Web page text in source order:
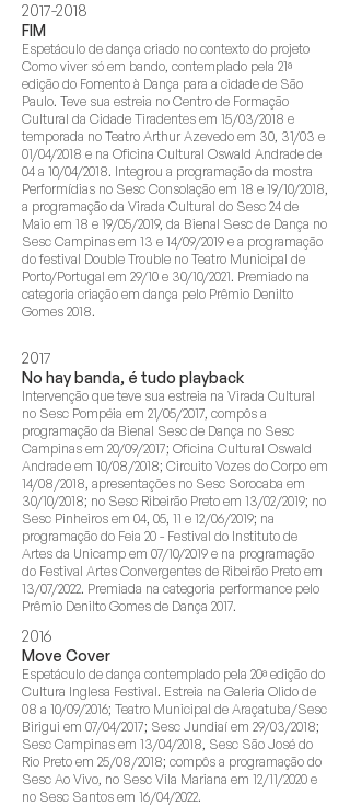
2017-2018
FIM
Espetáculo de dança criado no contexto do projeto
Como viver só em bando, contemplado pela 21ª
edição do Fomento à Dança para a cidade de São
Paulo. Teve sua estreia no Centro de Formação
Cultural da Cidade Tiradentes em 15/03/2018 e
temporada no Teatro Arthur Azevedo em 30, 31/03 e
01/04/2018 e na Oficina Cultural Oswald Andrade de
04 a 10/04/2018. Integrou a programação da mostra
Performídias no Sesc Consolação em 18 e 19/10/2018,
a programação da Virada Cultural do Sesc 24 de
Maio em 18 e 19/05/2019, da Bienal Sesc de Dança no
Sesc Campinas em 13 e 14/09/2019 e a programação
do festival Double Trouble no Teatro Municipal de
Porto/Portugal em 29/10 e 30/10/2021. Premiado na
categoria criação em dança pelo Prêmio Denilto
Gomes 2018.
2017
No hay banda, é tudo playback
Intervenção que teve sua estreia na Virada Cultural
no Sesc Pompéia em 21/05/2017, compôs a
programação da Bienal Sesc de Dança no Sesc
Campinas em 20/09/2017; Oficina Cultural Oswald
Andrade em 10/08/2018; Circuito Vozes do Corpo em
14/08/2018, apresentações no Sesc Sorocaba em
30/10/2018; no Sesc Ribeirão Preto em 13/02/2019; no
Sesc Pinheiros em 04, 05, 11 e 12/06/2019; na
programação do Feia 20 - Festival do Instituto de
Artes da Unicamp em 07/10/2019 e na programação
do Festival Artes Convergentes de Ribeirão Preto em
13/07/2022. Premiada na categoria performance pelo
Prêmio Denilto Gomes de Dança 2017.
2016
Move Cover
Espetáculo de dança contemplado pela 20ª edição do
Cultura Inglesa Festival. Estreia na Galeria Olido de
08 a 10/09/2016; Teatro Municipal de Araçatuba/Sesc
Birigui em 07/04/2017; Sesc Jundiaí em 29/03/2018;
Sesc Campinas em 13/04/2018, Sesc São José do
Rio Preto em 25/08/2018; compôs a programação do
Sesc Ao Vivo, no Sesc Vila Mariana em 12/11/2020 e
no Sesc Santos em 16/04/2022.